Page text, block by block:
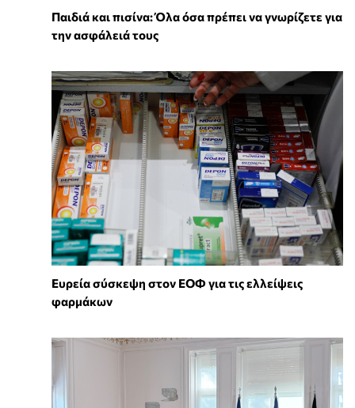
Παιδιά και πισίνα: Όλα όσα πρέπει να γνωρίζετε για
την ασφάλειά τους
Ευρεία σύσκεψη στον ΕΟΦ για τις ελλείψεις
φαρμάκων